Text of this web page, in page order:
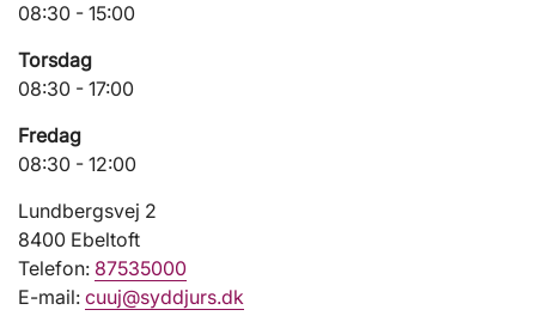
08:30 - 15:00
Torsdag
08:30 - 17:00
Fredag
08:30 - 12:00
Lundbergsvej 2
8400 Ebeltoft
Telefon: 87535000
E-mail: cuuj@syddjurs.dk